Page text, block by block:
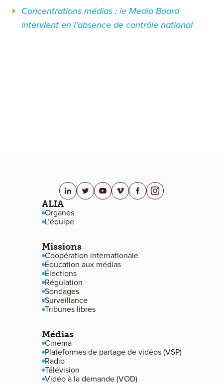
Concentrations médias : le Media Board
intervient en l’absence de contrôle national
linkedin.com
twitter.com
youtube.com
vimeo.com
facebook.com
instagram.com
Navigation de pied de page
ALIA
Organes
L’équipe
Missions
Coopération internationale
Éducation aux médias
Élections
Régulation
Sondages
Surveillance
Tribunes libres
Médias
Cinéma
Plateformes de partage de vidéos (VSP)
Radio
Télévision
Vidéo à la demande (VOD)